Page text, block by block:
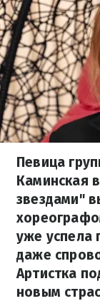
Певица
Каминская
звездами"
уже успела
даже
Артистка
новым